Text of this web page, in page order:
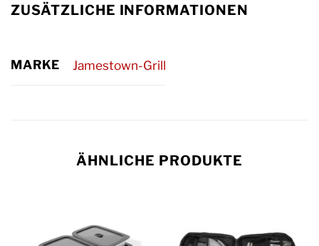
ZUSÄTZLICHE INFORMATIONEN
MARKE Jamestown-Grill
ÄHNLICHE PRODUKTE